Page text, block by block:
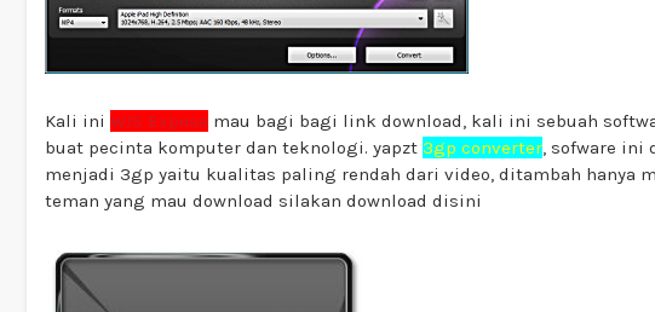
Kali ini WJS Expose mau bagi bagi link download, kali ini sebuah
buat pecinta komputer dan teknologi. yapzt 3gp converter, sofware ini
menjadi 3gp yaitu kualitas paling rendah dari video, ditambah hanya
teman yang mau download silakan download disini